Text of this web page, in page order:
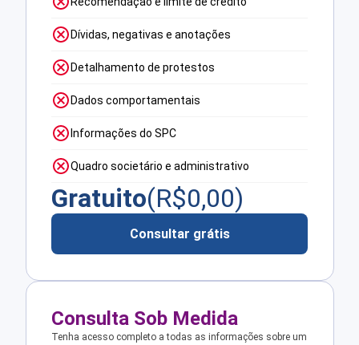
Dívidas, negativas e anotações
Detalhamento de protestos
Dados comportamentais
Informações do SPC
Quadro societário e administrativo
Gratuito(R$0,00)
Consultar grátis
Consulta Sob Medida
Tenha acesso completo a todas as informações sobre um